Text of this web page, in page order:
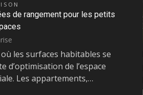
de rangement pour les petits
les surfaces habitables se
d’optimisation de l’espace
Les appartements,…